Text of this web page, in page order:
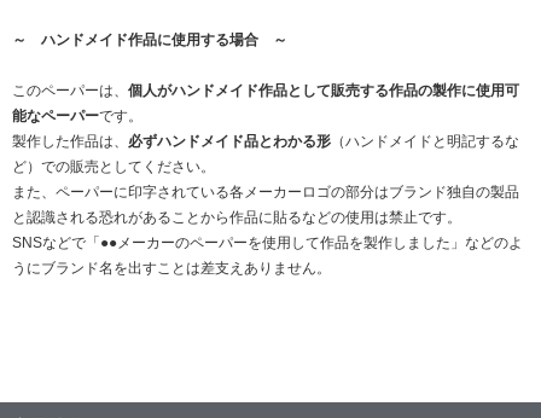
～ ハンドメイド作品に使用する場合 ～
このペーパーは、 個人がハンドメイド作品として販売する作品の製作に使用可
能なペーパーです。
製作した作品は、 必ずハンドメイド品とわかる形 （ハンドメイドと明記するな
ど）での販売としてください。
また、ペーパーに印字されている各メーカーロゴの部分はブランド独自の製品
と認識される恐れがあることから作品に貼るなどの使用は禁止です。
SNSなどで「●●メーカーのペーパーを使用して作品を製作しました」などのよ
うにブランド名を出すことは差支えありません。